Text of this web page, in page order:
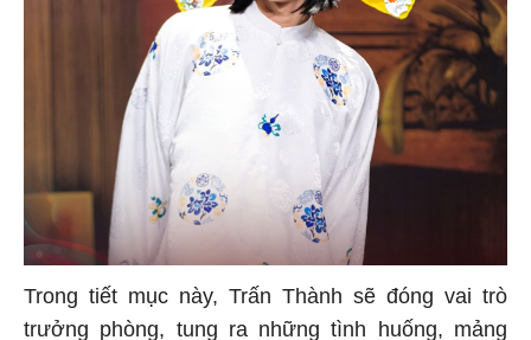
Trong tiết mục này, Trấn Thành sẽ đóng vai trò
trưởng phòng, tung ra những tình huống, mảng